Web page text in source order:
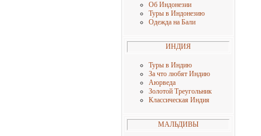
Об Индонезии
Туры в Индонезию
Одежда на Бали
ИНДИЯ
Туры в Индию
За что любят Индию
Аюрведа
Золотой Треугольник
Классическая Индия
МАЛЬДИВЫ